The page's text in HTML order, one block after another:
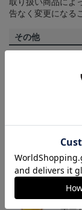
告なく変更になる
その他
ギフト対応
トピックス